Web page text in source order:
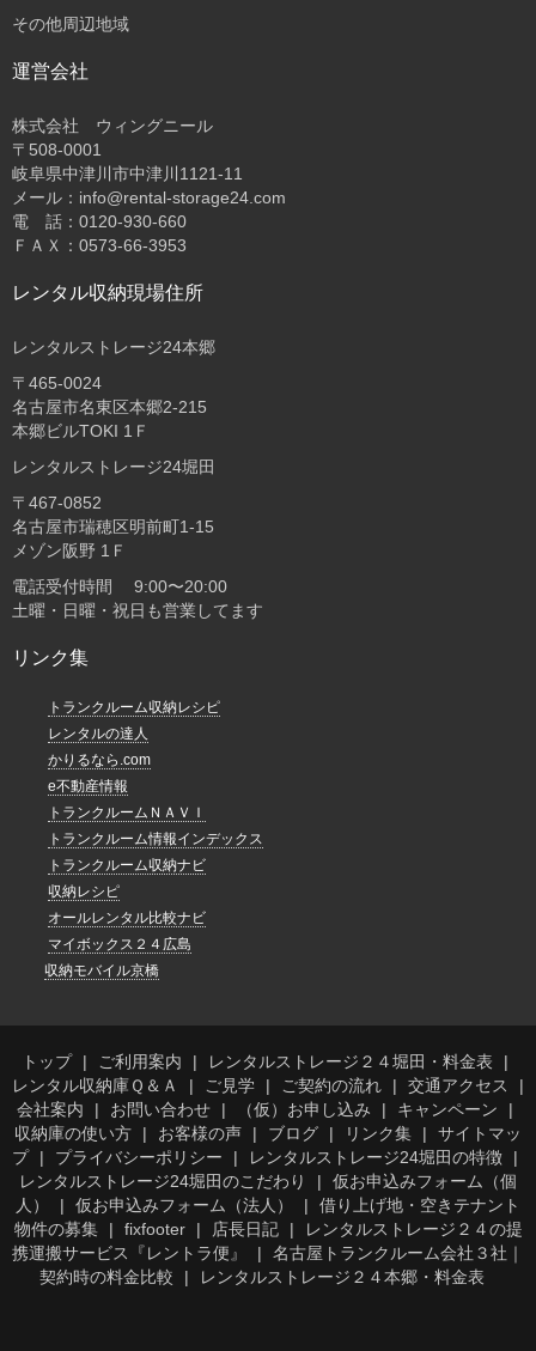
その他周辺地域
運営会社
株式会社 ウィングニール
〒508-0001
岐阜県中津川市中津川1121-11
メール：info@rental-storage24.com
電 話：0120-930-660
ＦＡＸ：0573-66-3953
レンタル収納現場住所
レンタルストレージ24本郷
〒465-0024
名古屋市名東区本郷2-215
本郷ビルTOKI 1Ｆ
レンタルストレージ24堀田
〒467-0852
名古屋市瑞穂区明前町1-15
メゾン阪野 1Ｆ
電話受付時間 9:00〜20:00
土曜・日曜・祝日も営業してます
リンク集
トランクルーム収納レシピ
レンタルの達人
かりるなら.com
e不動産情報
トランクルームＮＡＶＩ
トランクルーム情報インデックス
トランクルーム収納ナビ
収納レシピ
オールレンタル比較ナビ
マイボックス２４広島
収納モバイル京橋
トップ ご利用案内
レンタルストレージ２４堀田・料金表
レンタル収納庫Ｑ＆Ａ
ご見学 ご契約の流れ
交通アクセス
会社案内
お問い合わせ （仮）お申し込み
キャンペーン
収納庫の使い方
お客様の声 ブログ リンク集
サイトマッ
プ
プライバシーポリシー
レンタルストレージ24堀田の特徴
レンタルストレージ24堀田のこだわり
仮お申込みフォーム（個
人）
仮お申込みフォーム（法人）
借り上げ地・空きテナント
物件の募集
fixfooter 店長日記
レンタルストレージ２４の提
携運搬サービス『レントラ便』
名古屋トランクルーム会社３社｜
契約時の料金比較
レンタルストレージ２４本郷・料金表